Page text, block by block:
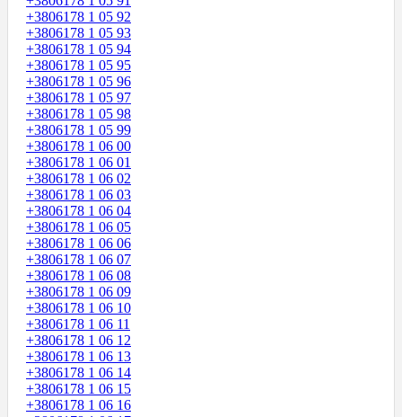
+3806178 1 05 92
+3806178 1 05 93
+3806178 1 05 94
+3806178 1 05 95
+3806178 1 05 96
+3806178 1 05 97
+3806178 1 05 98
+3806178 1 05 99
+3806178 1 06 00
+3806178 1 06 01
+3806178 1 06 02
+3806178 1 06 03
+3806178 1 06 04
+3806178 1 06 05
+3806178 1 06 06
+3806178 1 06 07
+3806178 1 06 08
+3806178 1 06 09
+3806178 1 06 10
+3806178 1 06 11
+3806178 1 06 12
+3806178 1 06 13
+3806178 1 06 14
+3806178 1 06 15
+3806178 1 06 16